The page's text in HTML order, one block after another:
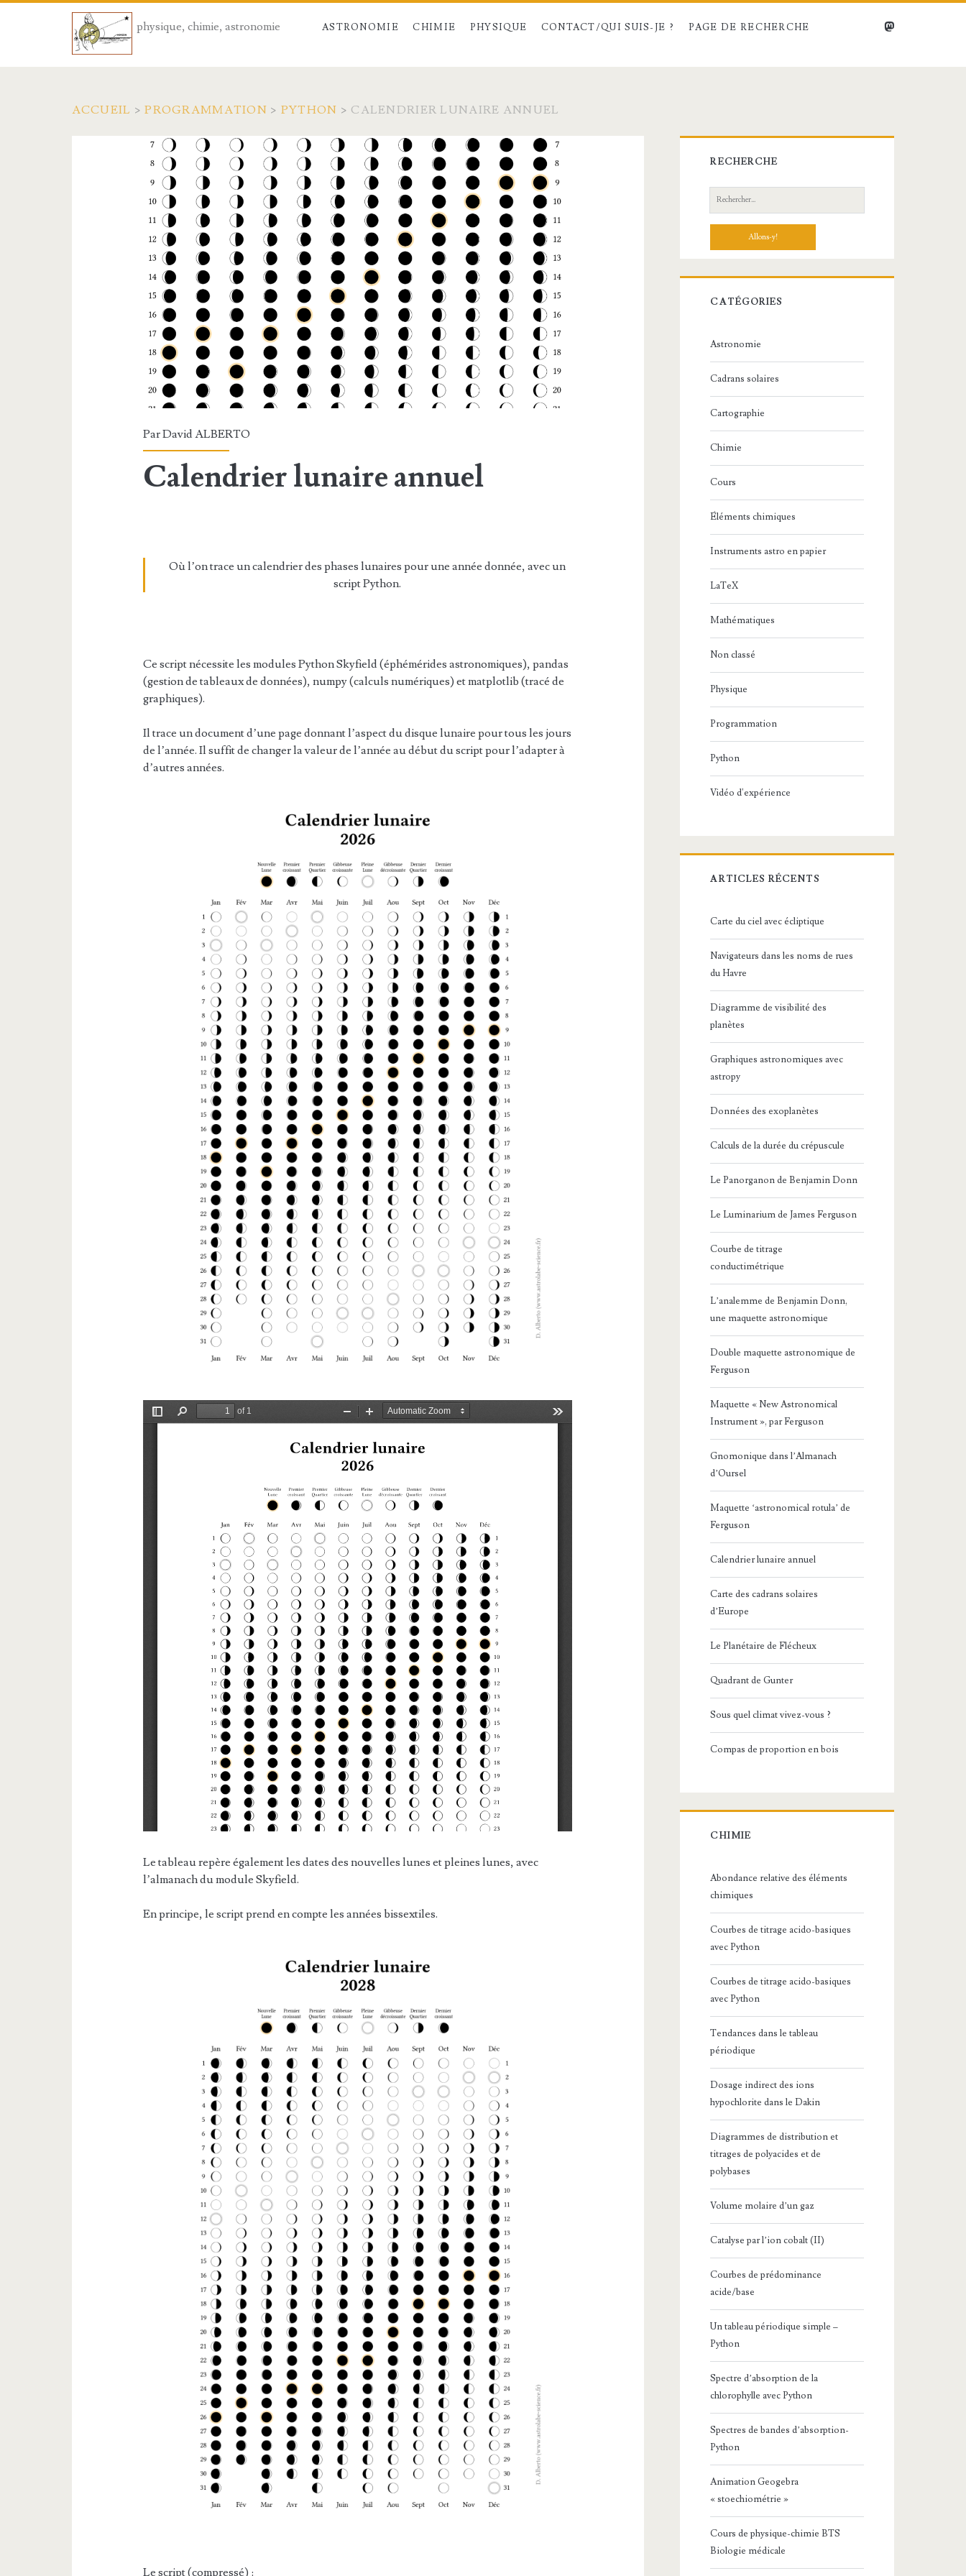
physique, chimie, astronomie ASTRONOMIE CHIMIE PHYSIQUE CONTACT/QUI SUIS-JE ? PAGE DE RECHERCHE mastodon
ACCUEIL >PROGRAMMATION > PYTHON > CALENDRIER LUNAIRE ANNUEL
ParDavid ALBERTO
Calendrier lunaire annuel
Où l’on trace un calendrier des phases lunaires pour une année donnée, avec un
script Python.
Ce script nécessite les modules Python Skyfield (éphémérides astronomiques), pandas
(gestion de tableaux de données), numpy (calculs numériques) et matplotlib (tracé de
graphiques).
Il trace un document d’une page donnant l’aspect du disque lunaire pour tous les jours
de l’année. Il suffit de changer la valeur de l’année au début du script pour l’adapter à
d’autres années.
Le tableau repère également les dates des nouvelles lunes et pleines lunes, avec
l’almanach du module Skyfield.
En principe, le script prend en compte les années bissextiles.
Le script (compressé) :
Barre
latérale
principale
RECHERCHE
Recherche:
CATÉGORIES
Astronomie
Cadrans solaires
Cartographie
Chimie
Cours
Éléments chimiques
Instruments astro en papier
LaTeX
Mathématiques
Non classé
Physique
Programmation
Python
Vidéo d'expérience
ARTICLES RÉCENTS
Carte du ciel avec écliptique
Navigateurs dans les noms de rues
du Havre
Diagramme de visibilité des
planètes
Graphiques astronomiques avec
astropy
Données des exoplanètes
Calculs de la durée du crépuscule
Le Panorganon de Benjamin Donn
Le Luminarium de James Ferguson
Courbe de titrage
conductimétrique
L’analemme de Benjamin Donn,
une maquette astronomique
Double maquette astronomique de
Ferguson
Maquette « New Astronomical
Instrument », par Ferguson
Gnomonique dans l’Almanach
d’Oursel
Maquette ‘astronomical rotula’ de
Ferguson
Calendrier lunaire annuel
Carte des cadrans solaires
d’Europe
Le Planétaire de Flécheux
Quadrant de Gunter
Sous quel climat vivez-vous ?
Compas de proportion en bois
CHIMIE
Abondance relative des éléments
chimiques
Courbes de titrage acido-basiques
avec Python
Courbes de titrage acido-basiques
avec Python
Tendances dans le tableau
périodique
Dosage indirect des ions
hypochlorite dans le Dakin
Diagrammes de distribution et
titrages de polyacides et de
polybases
Volume molaire d’un gaz
Catalyse par l’ion cobalt (II)
Courbes de prédominance
acide/base
Un tableau périodique simple –
Python
Spectre d’absorption de la
chlorophylle avec Python
Spectres de bandes d’absorption-
Python
Animation Geogebra
« stoechiométrie »
Cours de physique-chimie BTS
Biologie médicale